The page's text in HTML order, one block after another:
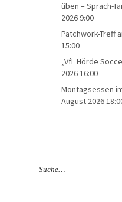
üben – Sprach-
2026 9:00
Patchwork-Treff
15:00
„VfL Hörde
2026 16:00
Montagsessen
August 2026